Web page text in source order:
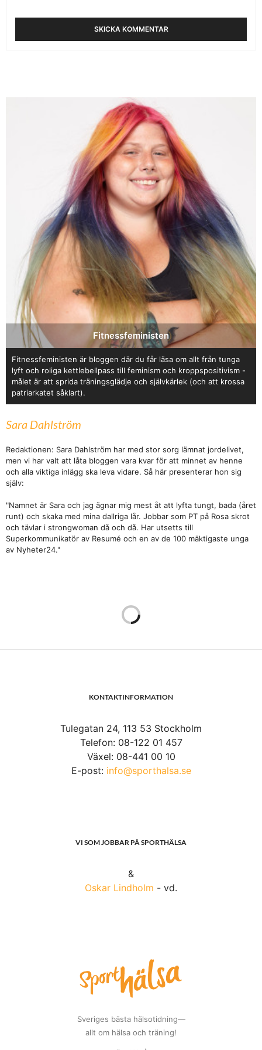
Fitnessfeministen
Fitnessfeministen är bloggen där du får läsa om allt från tunga
lyft och roliga kettlebellpass till feminism och kroppspositivism -
målet är att sprida träningsglädje och självkärlek (och att krossa
patriarkatet såklart).
Sara Dahlström
Redaktionen: Sara Dahlström har med stor sorg lämnat jordelivet,
men vi har valt att låta bloggen vara kvar för att minnet av henne
och alla viktiga inlägg ska leva vidare. Så här presenterar hon sig
själv:
"Namnet är Sara och jag ägnar mig mest åt att lyfta tungt, bada (året
runt) och skaka med mina dallriga lår. Jobbar som PT på Rosa skrot
och tävlar i strongwoman då och då. Har utsetts till
Superkommunikatör av Resumé och en av de 100 mäktigaste unga
av Nyheter24."
KONTAKTINFORMATION
Tulegatan 24, 113 53 Stockholm
Telefon: 08-122 01 457
Växel: 08-441 00 10
E-post: info@sporthalsa.se
VI SOM JOBBAR PÅ SPORTHÄLSA
&
Oskar Lindholm - vd.
Sveriges bästa hälsotidning—
allt om hälsa och träning!